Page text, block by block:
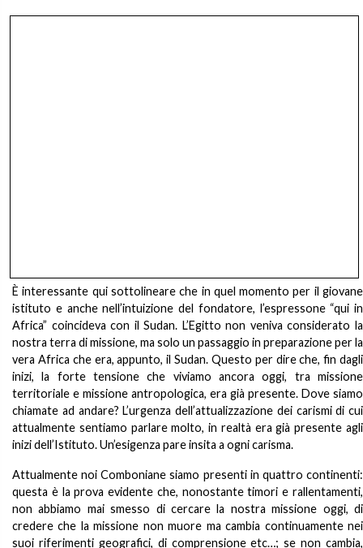
È interessante qui sottolineare che in quel momento per il giovane
istituto e anche nell’intuizione del fondatore, l’espressone “qui in
Africa” coincideva con il Sudan. L’Egitto non veniva considerato la
nostra terra di missione, ma solo un passaggio in preparazione per la
vera Africa che era, appunto, il Sudan. Questo per dire che, fin dagli
inizi, la forte tensione che viviamo ancora oggi, tra missione
territoriale e missione antropologica, era già presente. Dove siamo
chiamate ad andare? L’urgenza dell’attualizzazione dei carismi di cui
attualmente sentiamo parlare molto, in realtà era già presente agli
inizi dell’Istituto. Un’esigenza pare insita a ogni carisma.
Attualmente noi Comboniane siamo presenti in quattro continenti:
questa è la prova evidente che, nonostante timori e rallentamenti,
non abbiamo mai smesso di cercare la nostra missione oggi, di
credere che la missione non muore ma cambia continuamente nei
suoi riferimenti geografici, di comprensione etc…; se non cambia,